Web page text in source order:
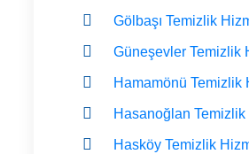
Gölbaşı Temizlik
Güneşevler Temizlik
Hamamönü Temizlik
Hasanoğlan Temizlik
Hasköy Temizlik